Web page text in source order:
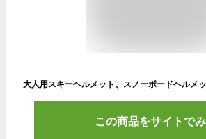
この商品をサイトで